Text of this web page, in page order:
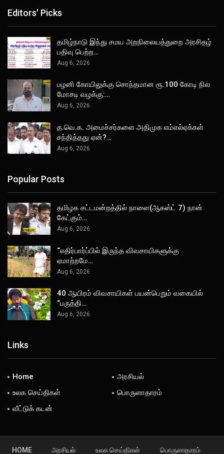
Editors' Picks
தமிழ்நாடு இந்து சமய அறநிலையத்துறை அரசிதழ்
பதிவு பெற்ற…
Aug 6, 2026
பழனி கோயிலுக்கு சொந்தமான ரூ.100 கோடி நில
மோசடி வழக்கு:…
Aug 6, 2026
த.வெ.க. அமைச்சர்களை அதிமுக எம்எல்ஏக்கள்
சந்தித்தது ஏன்?…
Aug 6, 2026
Popular Posts
தமிழக சட்டமன்றத்தில் நாளை(ஆகஸ்ட் 7) நான்
கேட்கும்…
Aug 6, 2026
“எதிர்பார்ப்பில் இருந்த விவசாயிகளுக்கு
ஏமாற்றமே…
Aug 6, 2026
40 ஆயிரம் விவசாயிகள் பயன்பெறும் வகையில்
“பருத்தி…
Aug 6, 2026
Links
Home
அரசியல்
உலக செய்திகள்
பொருளாதாரம்
வீட்டுக் கடன்
HOME அரசியல் உலக செய்திகள் பொருளாதாரம்